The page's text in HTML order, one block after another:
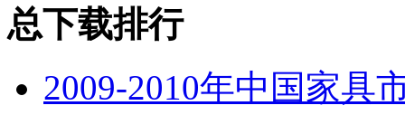
总下载排行
2009-2010年中国家具